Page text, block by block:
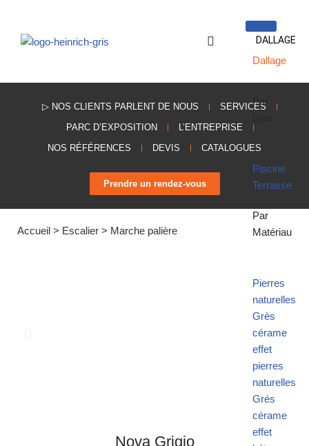
Aller
DALLAGE
Dallage
Par
Piscine
Terrasse
Par
Matériau
Pierres
naturelles
Grès
cérame
effet
pierres
naturelles
Grés
cérame
effet
▷ NOS CLIENTS PARLENT DE NOUS
SERVICES
PARC D’EXPOSITION
L’ENTREPRISE
NOS RÉFÉRENCES
DEVIS CATALOGUES
Prendre un rendez-vous
Accueil > Escalier > Marche palière
Nova Grigio